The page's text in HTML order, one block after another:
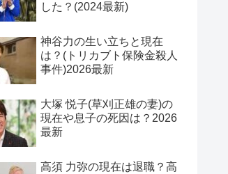
した？(2024最新)
神谷力の生い立ちと現在
は？(トリカブト保険金殺人
事件)2026最新
大塚 悦子(草刈正雄の妻)の
現在や息子の死因は？2026
最新
高須 力弥の現在は退職？高